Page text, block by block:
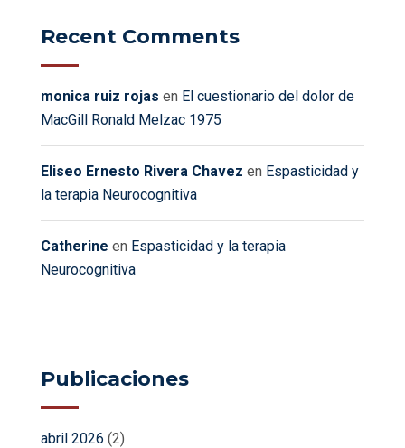
Recent Comments
monica ruiz rojas en El cuestionario del dolor de
MacGill Ronald Melzac 1975
Eliseo Ernesto Rivera Chavez en Espasticidad y
la terapia Neurocognitiva
Catherine en Espasticidad y la terapia
Neurocognitiva
Publicaciones
abril 2026 (2)